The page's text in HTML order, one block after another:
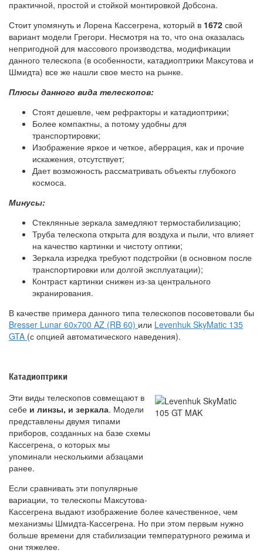
практичной, простой и стойкой монтировкой Добсона.
Стоит упомянуть и Лорена Кассегрена, который в 1672 свой
вариант модели Грегори. Несмотря на то, что она оказалась
непригодной для массового производства, модификации
данного телескопа (в особенности, катадиоптрики Максутова и
Шмидта) все же нашли свое место на рынке.
Плюсы данного вида телескопов:
Стоят дешевле, чем рефракторы и катадиоптрики;
Более компактны, а потому удобны для
транспортировки;
Изображение яркое и четкое, аберрация, как и прочие
искажения, отсутствует;
Дает возможность рассматривать объекты глубокого
космоса.
Минусы:
Стеклянные зеркала замедляют термостабилизацию;
Труба телескопа открыта для воздуха и пыли, что влияет
на качество картинки и чистоту оптики;
Зеркала изредка требуют подстройки (в основном после
транспортировки или долгой эксплуатации);
Контраст картинки снижен из-за центрального
экранирования.
В качестве примера данного типа телескопов посоветовали бы
Bresser Lunar 60х700 AZ (RB 60) или Levenhuk SkyMatic 135
GTA (с опцией автоматического наведения).
Катадиоптрики
Эти виды телескопов совмещают в
себе и линзы, и зеркала. Модели
представлены двумя типами
приборов, созданных на базе схемы
Кассегрена, о которых мы
упоминали несколькими абзацами
ранее.
Если сравнивать эти популярные
вариации, то телескопы Максутова-
Кассегрена выдают изображение более качественное, чем
механизмы Шмидта-Кассегрена. Но при этом первым нужно
больше времени для стабилизации температурного режима и
они тяжелее.